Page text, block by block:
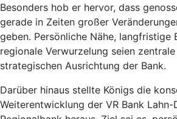
Besonders hob er hervor, dass
gerade in Zeiten großer
geben. Persönliche Nähe, langfristige
regionale Verwurzelung seien
strategischen Ausrichtung der Bank.
Darüber hinaus stellte Königs die
Weiterentwicklung der VR Bank